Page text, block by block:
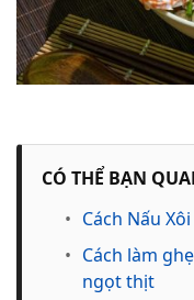
CÓ THỂ BẠN
• Cách Nấu
• Cách làm
ngọt thịt